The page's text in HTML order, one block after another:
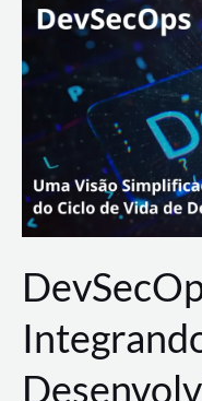
Lance
Rural